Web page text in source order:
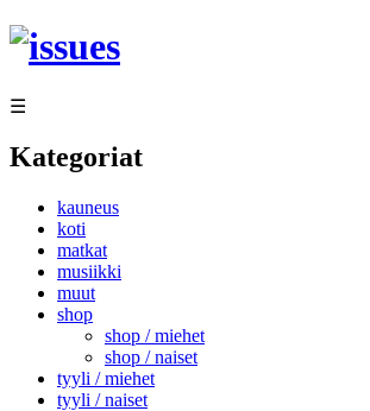
Siirry
sisältöön
☰
Kategoriat
kauneus
koti
matkat
musiikki
muut
shop
shop / miehet
shop / naiset
tyyli / miehet
tyyli / naiset